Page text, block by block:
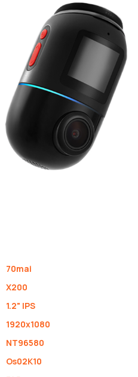
70mai
X200
1.2" IPS
1920x1080
NT96580
Os02K10